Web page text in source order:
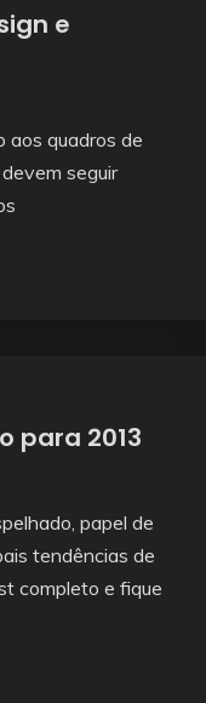
e
aos quadros de
seguir
para 2013
papel de
tendências de
completo e fique